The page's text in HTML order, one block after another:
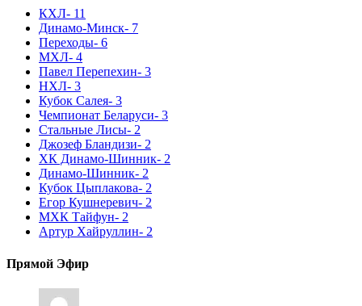
КХЛ- 11
Динамо-Минск- 7
Переходы- 6
МХЛ- 4
Павел Перепехин- 3
НХЛ- 3
Кубок Салея- 3
Чемпионат Беларуси- 3
Стальные Лисы- 2
Джозеф Бландизи- 2
ХК Динамо-Шинник- 2
Динамо-Шинник- 2
Кубок Цыплакова- 2
Егор Кушнеревич- 2
МХК Тайфун- 2
Артур Хайруллин- 2
Прямой Эфир